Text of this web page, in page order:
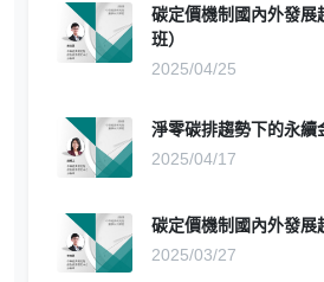
碳定價機制國內外發展
班）
2025/04/25
淨零碳排趨勢下的永續
2025/04/17
碳定價機制國內外發展
2025/03/27